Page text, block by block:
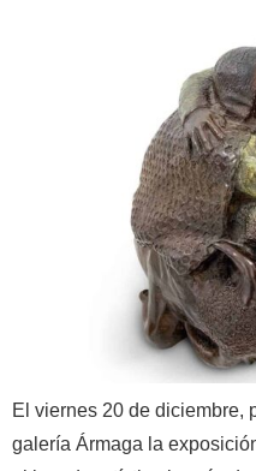
El viernes 20 de diciembre,
galería Ármaga la